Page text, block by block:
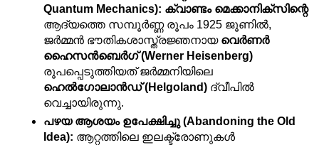
Quantum Mechanics): ക്വാണ്ടം മെക്കാനിക്സിന്റെ
ആദ്യത്തെ സമ്പൂർണ്ണ രൂപം 1925 ജൂണിൽ,
ജർമ്മൻ ഭൗതികശാസ്ത്രജ്ഞനായ വെർണർ
ഹൈസൻബെർഗ് (Werner Heisenberg)
ഹെൽഗോലാൻഡ് (Helgoland) ദ്വീപിൽ
വെച്ചായിരുന്നു.
പഴയ ആശയം ഉപേക്ഷിച്ചു (Abandoning the Old
Idea): ആറ്റത്തിലെ ഇലക്ട്രോണുകൾ